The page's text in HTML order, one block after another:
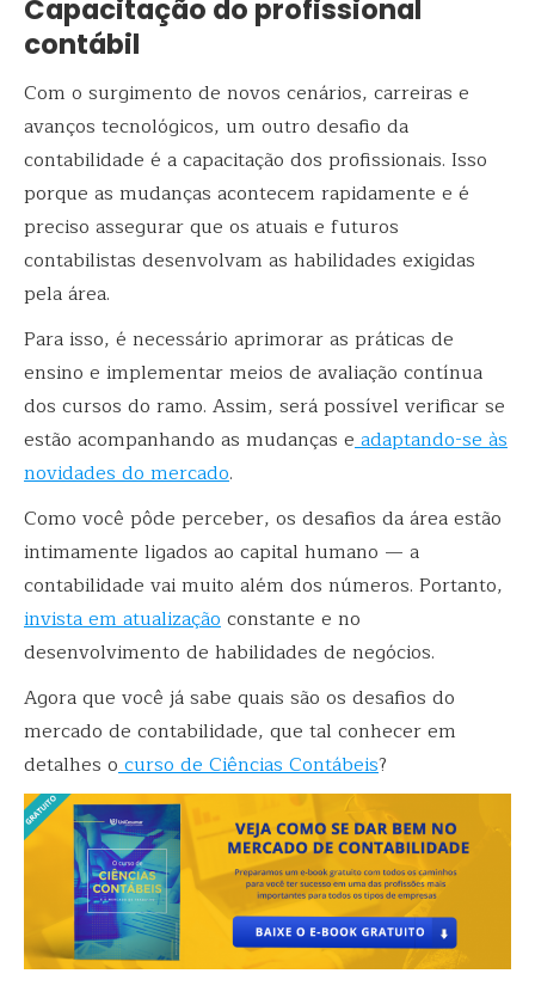
Capacitação do profissional
contábil
Com o surgimento de novos cenários, carreiras e
avanços tecnológicos, um outro desafio da
contabilidade é a capacitação dos profissionais. Isso
porque as mudanças acontecem rapidamente e é
preciso assegurar que os atuais e futuros
contabilistas desenvolvam as habilidades exigidas
pela área.
Para isso, é necessário aprimorar as práticas de
ensino e implementar meios de avaliação contínua
dos cursos do ramo. Assim, será possível verificar se
estão acompanhando as mudanças e adaptando-se às
novidades do mercado.
Como você pôde perceber, os desafios da área estão
intimamente ligados ao capital humano — a
contabilidade vai muito além dos números. Portanto,
invista em atualizaçãoconstante e no
desenvolvimento de habilidades de negócios.
Agora que você já sabe quais são os desafios do
mercado de contabilidade, que tal conhecer em
detalhes o curso de Ciências Contábeis?